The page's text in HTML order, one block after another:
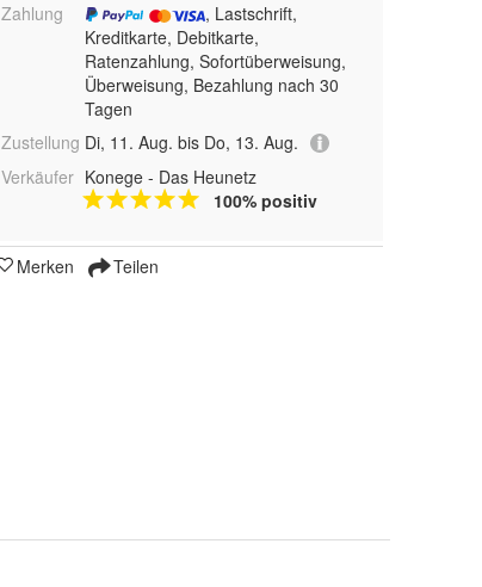
Zahlung
, Lastschrift,
Kreditkarte, Debitkarte,
Ratenzahlung, Sofortüberweisung,
Überweisung, Bezahlung nach 30
Tagen
Zustellung Di, 11. Aug. bis Do, 13. Aug.
Verkäufer Konege - Das Heunetz
100% positiv
Merken Teilen